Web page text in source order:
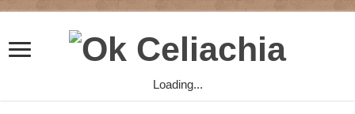
Loading...